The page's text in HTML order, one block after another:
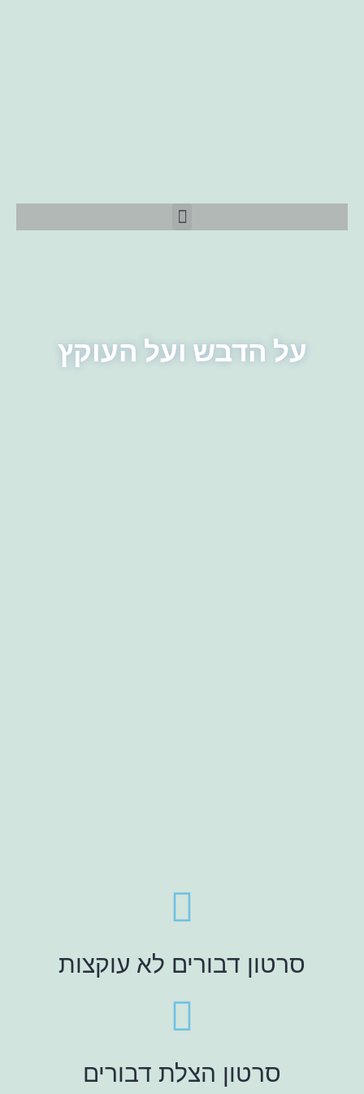
על הדבש ועל העוקץ
סרטון דבורים לא עוקצות
סרטון הצלת דבורים